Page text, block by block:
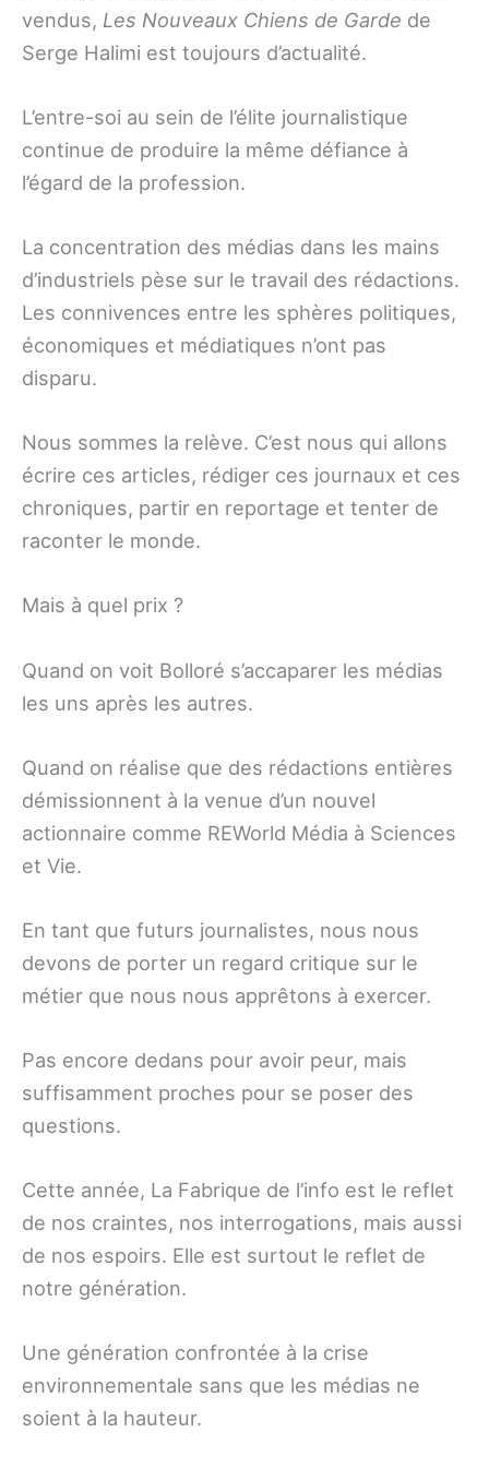
vendus, Les Nouveaux Chiens de Garde de
Serge Halimi est toujours d’actualité.
L’entre-soi au sein de l’élite journalistique
continue de produire la même défiance à
l’égard de la profession.
La concentration des médias dans les mains
d’industriels pèse sur le travail des rédactions.
Les connivences entre les sphères politiques,
économiques et médiatiques n’ont pas
disparu.
Nous sommes la relève. C’est nous qui allons
écrire ces articles, rédiger ces journaux et ces
chroniques, partir en reportage et tenter de
raconter le monde.
Mais à quel prix ?
Quand on voit Bolloré s’accaparer les médias
les uns après les autres.
Quand on réalise que des rédactions entières
démissionnent à la venue d’un nouvel
actionnaire comme REWorld Média à Sciences
et Vie.
En tant que futurs journalistes, nous nous
devons de porter un regard critique sur le
métier que nous nous apprêtons à exercer.
Pas encore dedans pour avoir peur, mais
suffisamment proches pour se poser des
questions.
Cette année, La Fabrique de l’info est le reflet
de nos craintes, nos interrogations, mais aussi
de nos espoirs. Elle est surtout le reflet de
notre génération.
Une génération confrontée à la crise
environnementale sans que les médias ne
soient à la hauteur.